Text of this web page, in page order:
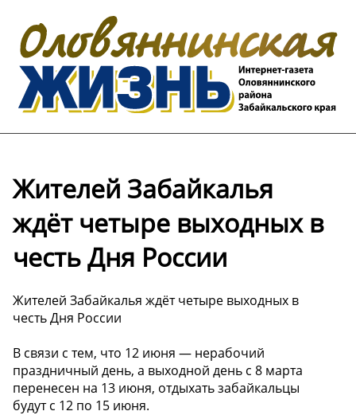
Жителей Забайкалья
ждёт четыре выходных в
честь Дня России
Жителей Забайкалья ждёт четыре выходных в
честь Дня России
В связи с тем, что 12 июня — нерабочий
праздничный день, а выходной день с 8 марта
перенесен на 13 июня, отдыхать забайкальцы
будут с 12 по 15 июня.